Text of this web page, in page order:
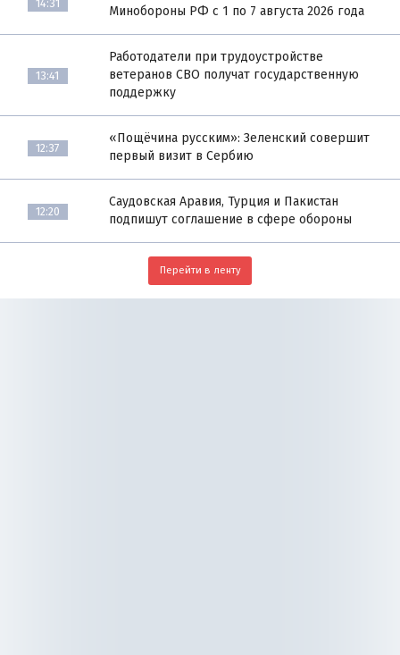
14:31
Минобороны РФ с 1 по 7 августа 2026 года
13:41
Работодатели при трудоустройстве
ветеранов СВО получат государственную
поддержку
12:37
«Пощёчина русским»: Зеленский совершит
первый визит в Сербию
12:20
Саудовская Аравия, Турция и Пакистан
подпишут соглашение в сфере обороны
Перейти в ленту